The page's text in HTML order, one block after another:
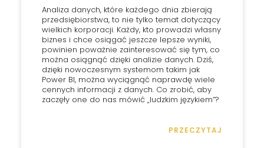
Analiza danych, które każdego dnia zbierają
przedsiębiorstwa, to nie tylko temat dotyczący
wielkich korporacji. Każdy, kto prowadzi własny
biznes i chce osiągać jeszcze lepsze wyniki,
powinien poważnie zainteresować się tym, co
można osiągnąć dzięki analizie danych. Dziś,
dzięki nowoczesnym systemom takim jak
Power BI, można wyciągnąć naprawdę wiele
cennych informacji z danych. Co zrobić, aby
zaczęły one do nas mówić „ludzkim językiem”?
PRZECZYTAJ